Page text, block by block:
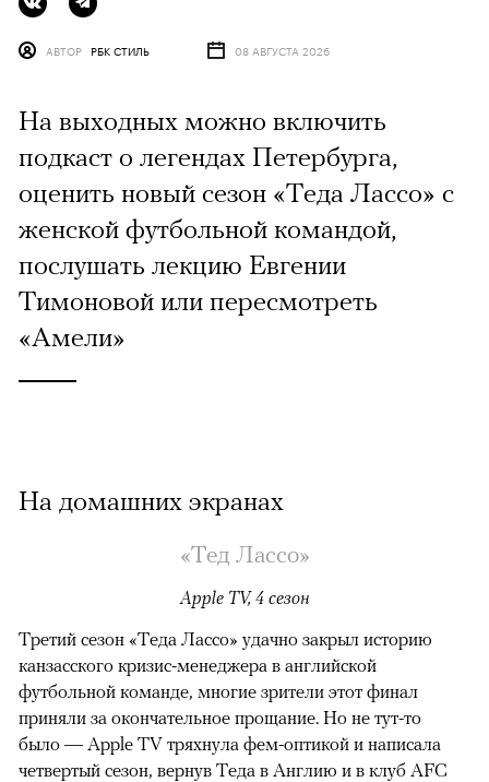
АВТОР РБК СТИЛЬ 08 АВГУСТА 2026
На выходных можно включить
подкаст о легендах Петербурга,
оценить новый сезон «Теда Лассо» с
женской футбольной командой,
послушать лекцию Евгении
Тимоновой или пересмотреть
«Амели»
На домашних экранах
«Тед Лассо»
Apple TV, 4 сезон
Третий сезон «Теда Лассо» удачно закрыл историю
канзасского кризис-менеджера в английской
футбольной команде, многие зрители этот финал
приняли за окончательное прощание. Но не тут-то
было — Apple TV тряхнула фем-оптикой и написала
четвертый сезон, вернув Теда в Англию и в клуб AFC